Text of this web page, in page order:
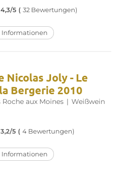
4,3/5 (32 Bewertungen)
Informationen
Nicolas Joly - Le
Bergerie 2010
Roche aux Moines | Weißwein
3,2/5 (4 Bewertungen)
Informationen